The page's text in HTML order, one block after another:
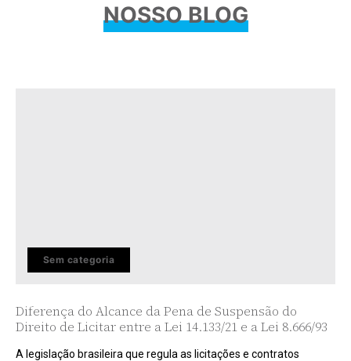
NOSSO BLOG
Sem categoria
Diferença do Alcance da Pena de Suspensão do
Direito de Licitar entre a Lei 14.133/21 e a Lei 8.666/93
A legislação brasileira que regula as licitações e contratos